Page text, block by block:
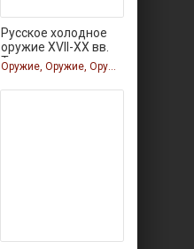
Русское холодное
оружие XVII-XX вв.
Том
Оружие, Оружие, Оружие, Оружие